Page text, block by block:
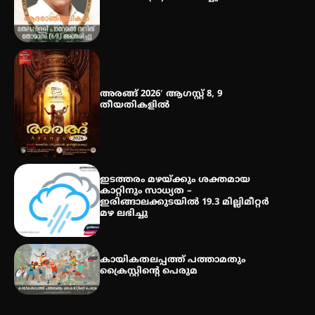
അരങ്ങ് 2026′ ആഗസ്റ്റ് 8, 9
തീയതികളിൽ
ഇടത്തരം മഴയ്ക്കും ശക്തമായ
കാറ്റിനും സാധ്യത –
ഇരിങ്ങാലക്കുടയിൽ 19.3 മില്ലിമീറ്റർ
മഴ ലഭിച്ചു
കായികതലപ്പത്ത് പത്താമതും
ക്രൈസ്റ്റിന്റെ പെരുമ